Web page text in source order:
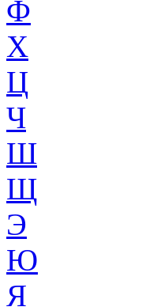
Ф
Х
Ц
Ч
Ш
Щ
Э
Ю
Я